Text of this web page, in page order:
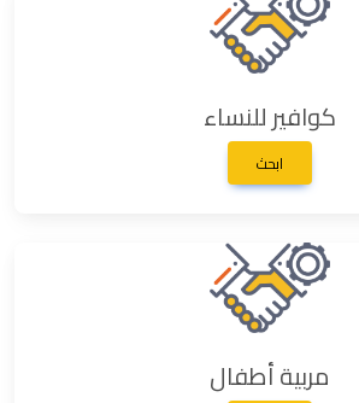
كوافير للنساء
ابحث
مربية أطفال